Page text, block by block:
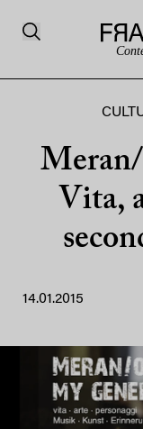
Vita,
14.01.2015